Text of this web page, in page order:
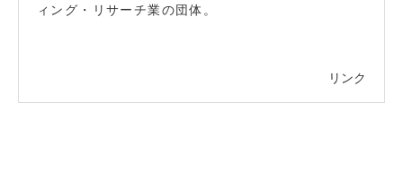
ィング・リサーチ業の団体。
リンク